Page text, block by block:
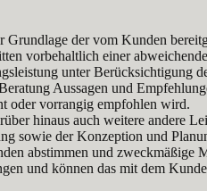
der vom Kunden
vorbehaltlich einer
unter
Aussagen und
oder vorrangig empfohlen wird.
hinaus auch weitere andere
sowie der Konzeption und
abstimmen und zweckmäßige
und können das mit dem